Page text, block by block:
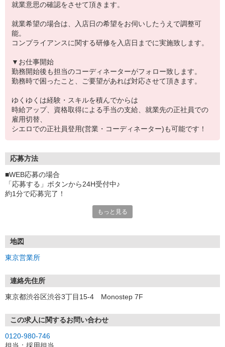
就業意思の確認をさせて頂きます。
就業希望の場合は、入店日の希望をお伺いしたうえで調整可
能。
コンプライアンスに関する研修を入店日までに実施致します。
▼お仕事開始
勤務開始後も担当のコーディネーターがフォロー致します。
勤務時で困ったこと、ご要望があれば対応させて頂きます。
ゆくゆくは経験・スキルを積んでからは
時給アップ、資格取得による手当の支給、就業先の正社員での
雇用切替、
シエロでの正社員登用(営業・コーディネーター)も可能です！
応募方法
■WEB応募の場合
「応募する」ボタンから24H受付中♪
約1分で応募完了！
①応募から3営業日を目安に、メールorお電話でご連絡します。
★スマホでWEB面接（LINEなど）・出張面接・事務所面接と選べま
す
③面接実施（履歴書不要）
※ご希望があれば、職場見学の調整もOKです！
お気軽にご応募ください♪
もっと見る
地図
東京営業所
連絡先住所
東京都渋谷区渋谷3丁目15-4 Monostep 7F
この求人に関するお問い合わせ
0120-980-746